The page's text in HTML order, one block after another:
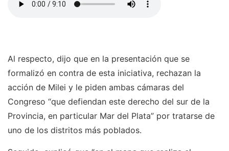
Al respecto, dijo que en la presentación que se
formalizó en contra de esta iniciativa, rechazan la
acción de Milei y le piden ambas cámaras del
Congreso “que defiendan este derecho del sur de la
Provincia, en particular Mar del Plata” por tratarse de
uno de los distritos más poblados.